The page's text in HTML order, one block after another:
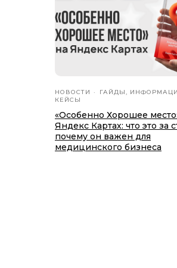
НОВОСТИ
ГАЙДЫ,
КЕЙСЫ
«Особенно Хорошее
Яндекс Картах: что это за
почему он важен для
медицинского бизнеса